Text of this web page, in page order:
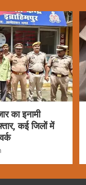
का इनामी
कई जिलों में